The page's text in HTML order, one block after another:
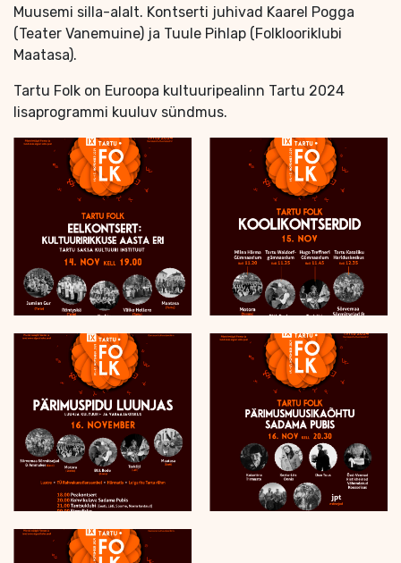
Muusemi silla-alalt. Kontserti juhivad Kaarel Pogga
(Teater Vanemuine) ja Tuule Pihlap (Folklooriklubi
Maatasa).
Tartu Folk on Euroopa kultuuripealinn Tartu 2024
lisaprogrammi kuuluv sündmus.